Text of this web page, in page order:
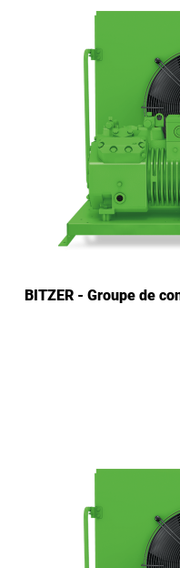
BITZER - Groupe de